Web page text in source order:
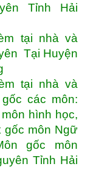
Tỉnh Hải
tại nhà và
Tại Huyện
tại nhà và
các môn:
hình học,
gốc môn Ngữ
gốc môn
Tỉnh Hải